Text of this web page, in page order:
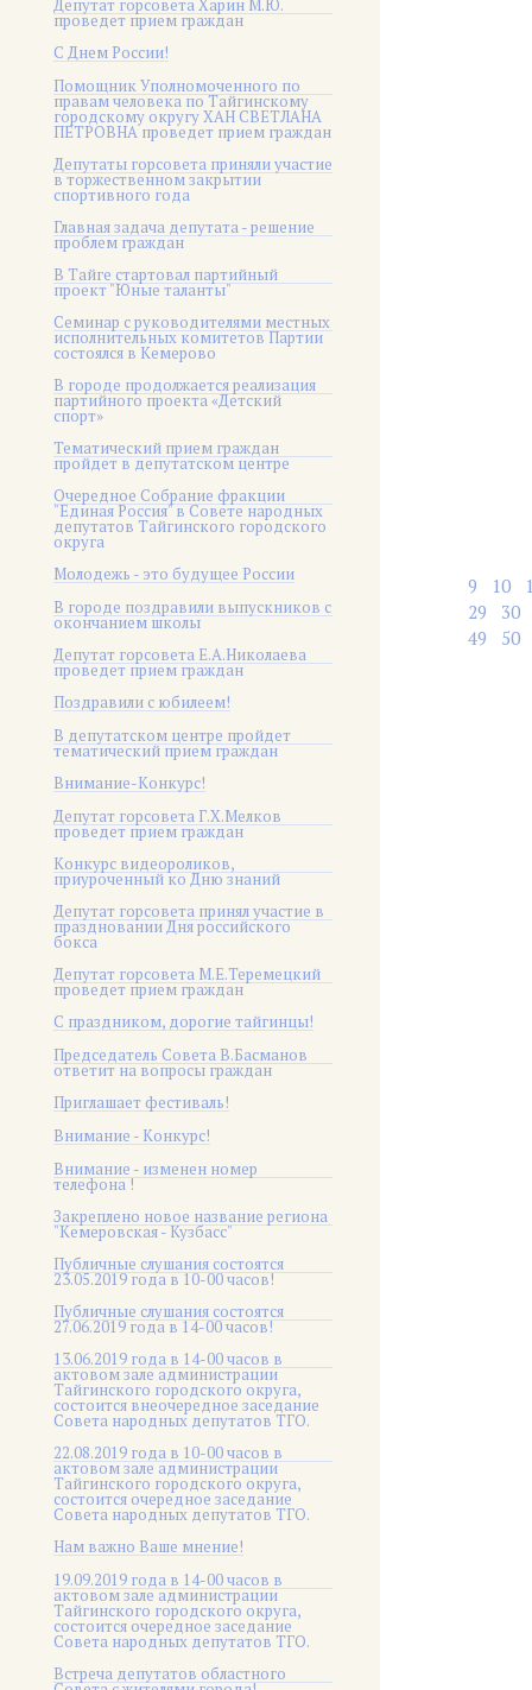
Депутат горсовета Харин М.Ю.
проведет прием граждан
С Днем России!
Помощник Уполномоченного по
правам человека по Тайгинскому
городскому округу ХАН СВЕТЛАНА
ПЕТРОВНА проведет прием граждан
Депутаты горсовета приняли участие
в торжественном закрытии
спортивного года
Главная задача депутата - решение
проблем граждан
В Тайге стартовал партийный
проект "Юные таланты"
Семинар с руководителями местных
исполнительных комитетов Партии
состоялся в Кемерово
В городе продолжается реализация
партийного проекта «Детский
спорт»
Тематический прием граждан
пройдет в депутатском центре
Очередное Собрание фракции
"Единая Россия" в Совете народных
депутатов Тайгинского городского
округа
Молодежь - это будущее России
В городе поздравили выпускников с
окончанием школы
Депутат горсовета Е.А.Николаева
проведет прием граждан
Поздравили с юбилеем!
В депутатском центре пройдет
тематический прием граждан
Внимание-Конкурс!
Депутат горсовета Г.Х.Мелков
проведет прием граждан
Конкурс видеороликов,
приуроченный ко Дню знаний
Депутат горсовета принял участие в
праздновании Дня российского
бокса
Депутат горсовета М.Е.Теремецкий
проведет прием граждан
С праздником, дорогие тайгинцы!
Председатель Совета В.Басманов
ответит на вопросы граждан
Приглашает фестиваль!
Внимание - Конкурс!
Внимание - изменен номер
телефона !
Закреплено новое название региона
"Кемеровская - Кузбасс"
Публичные слушания состоятся
23.05.2019 года в 10-00 часов!
Публичные слушания состоятся
27.06.2019 года в 14-00 часов!
13.06.2019 года в 14-00 часов в
актовом зале администрации
Тайгинского городского округа,
состоится внеочередное заседание
Совета народных депутатов ТГО.
22.08.2019 года в 10-00 часов в
актовом зале администрации
Тайгинского городского округа,
состоится очередное заседание
Совета народных депутатов ТГО.
Нам важно Ваше мнение!
19.09.2019 года в 14-00 часов в
актовом зале администрации
Тайгинского городского округа,
состоится очередное заседание
Совета народных депутатов ТГО.
Встреча депутатов областного
9 10
29
30
49
50